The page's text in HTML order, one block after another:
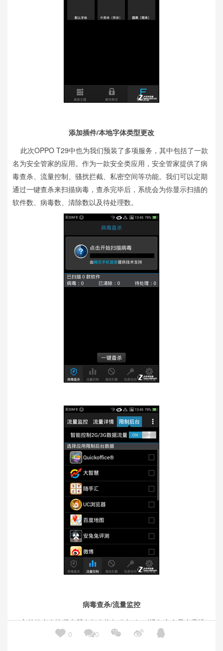
添加插件/本地字体类型更改
此次OPPO T29中也为我们预装了多项服务，其中包括了一款
名为安全管家的应用。作为一款安全类应用，安全管家提供了病
毒查杀、流量控制、骚扰拦截、私密空间等功能。我们可以定期
通过一键查杀来扫描病毒，查杀完毕后，系统会为你显示扫描的
软件数、病毒数、清除数以及待处理数。
病毒查杀/流量监控
之前笔者身边很多朋友都有抱怨称Android设备实在是太费流
量了。由于不能找出耗费流量的源泉，因此一般情况下，用户都
 0 0   